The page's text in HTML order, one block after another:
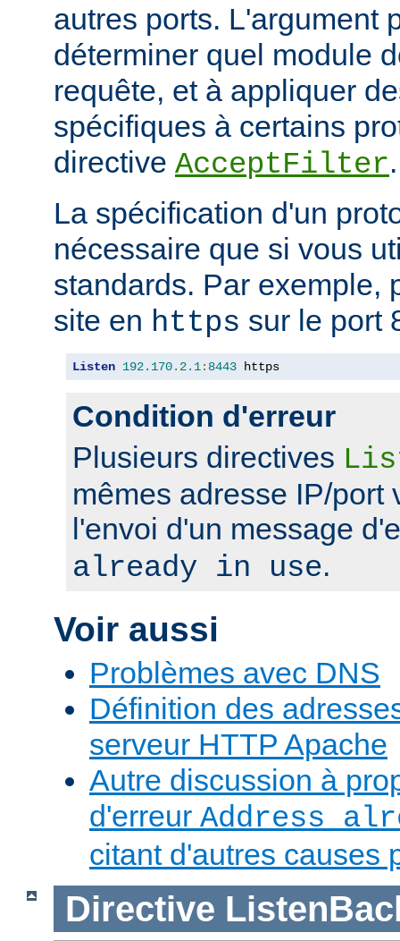
autres ports. L'argument
déterminer quel module
requête, et à appliquer
spécifiques à certains
directive AcceptFilter.
La spécification d'un
nécessaire que si vous
standards. Par exemple,
site en https sur le port
Listen 192.170. 2.1: 8443 https
Condition d'erreur
Plusieurs directives
mêmes adresse IP/port
l'envoi d'un message
already in use.
Voir aussi
Problèmes avec DNS
Définition des
serveur HTTP Apache
Autre discussion à
d'erreur Address
citant d'autres causes
Directive